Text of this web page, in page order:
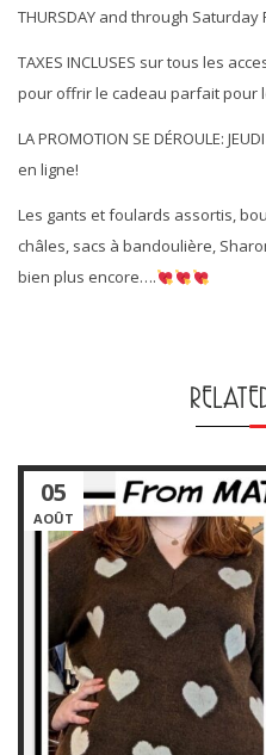
THURSDAY and through
TAXES INCLUSES sur tous les
pour offrir le cadeau parfait pour
LA PROMOTION SE DÉROULE:
en ligne!
Les gants et foulards assortis,
châles, sacs à bandoulière,
bien plus encore….
05
AOÛT